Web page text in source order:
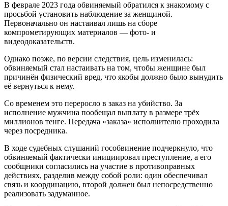
В феврале 2023 года обвиняемый обратился к знакомому с
просьбой установить наблюдение за женщиной.
Первоначально он настаивал лишь на сборе
компрометирующих материалов — фото- и
видеодоказательств.
Однако позже, по версии следствия, цель изменилась:
обвиняемый стал настаивать на том, чтобы женщине был
причинён физический вред, что якобы должно было вынудить
её вернуться к нему.
Со временем это переросло в заказ на убийство. За
исполнение мужчина пообещал выплату в размере трёх
миллионов тенге. Передача «заказа» исполнителю проходила
через посредника.
В ходе судебных слушаний гособвинение подчеркнуло, что
обвиняемый фактически инициировал преступление, а его
сообщники согласились на участие в противоправных
действиях, разделив между собой роли: один обеспечивал
связь и координацию, второй должен был непосредственно
реализовать задуманное.